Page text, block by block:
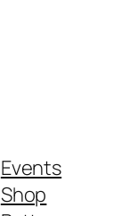
Events
Shop